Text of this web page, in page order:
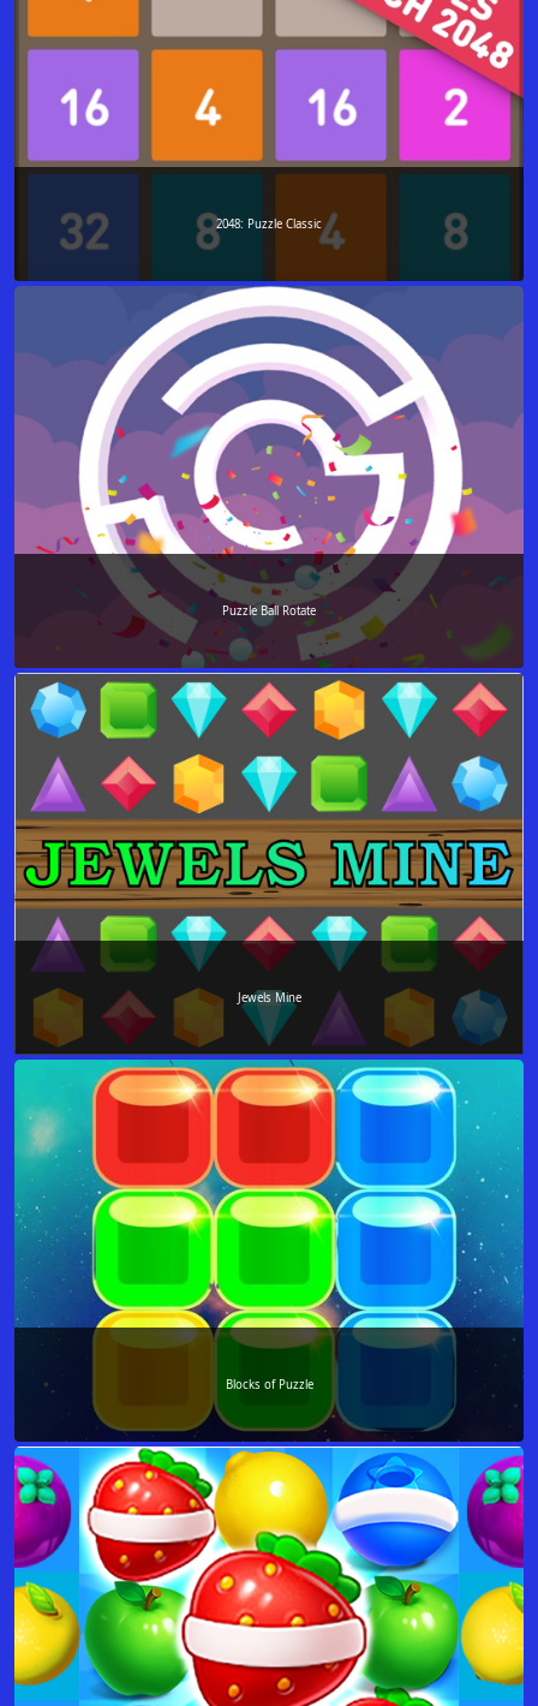
2048: Puzzle Classic
Puzzle Ball Rotate
Jewels Mine
Blocks of Puzzle